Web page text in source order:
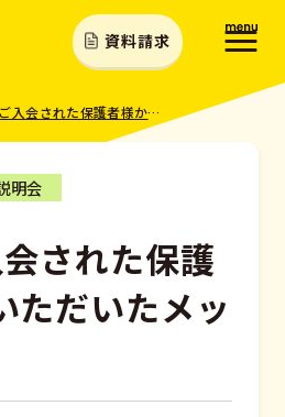
資料請求
4月にご入会された保護者様からいただいたメッセージ✉
明会
された保護
ただいたメッ